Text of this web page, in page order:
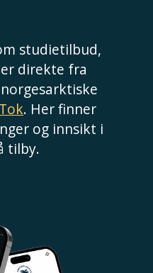
studietilbud,
direkte fra
. Her finner
og innsikt i
tilby.